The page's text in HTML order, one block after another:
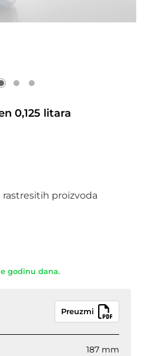
0,125 litara
rastresitih proizvoda
godinu dana.
Preuzmi
187 mm